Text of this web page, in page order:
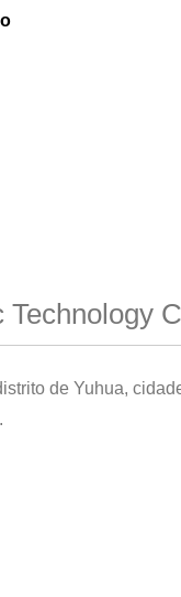
de Yuhua,